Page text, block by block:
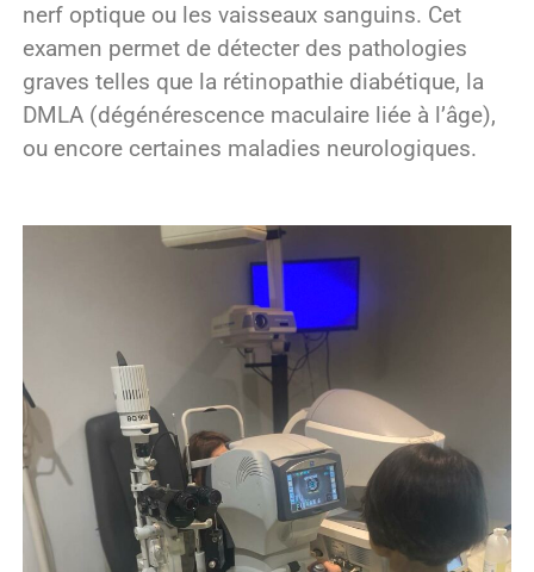
nerf optique ou les vaisseaux sanguins. Cet
examen permet de détecter des pathologies
graves telles que la rétinopathie diabétique, la
DMLA (dégénérescence maculaire liée à l’âge),
ou encore certaines maladies neurologiques.